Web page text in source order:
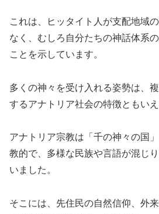
これは、ヒッタイト人が支配地域
なく、むしろ自分たちの神話体系
ことを示しています。
多くの神々を受け入れる姿勢は、
するアナトリア社会の特徴ともいえ
アナトリア宗教は「千の神々の国
教的で、多様な民族や言語が混じ
いました。
そこには、先住民の自然信仰、外